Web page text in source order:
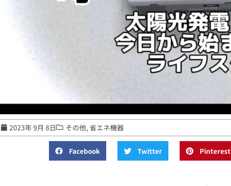
2023年 9月 8日 その他, 省エネ機器
Facebook Twitter Pinterest